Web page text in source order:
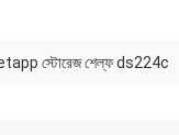
স্টোরেজ শেল্ফ ds224c